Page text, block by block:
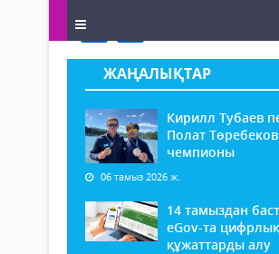
ЖАҢАЛЫҚТАР
Кирилл Тубаев
Полат
чемпионы
06 тамыз 2026 ж.
14 тамыздан
еGov-та цифрлық
құжаттарды алу